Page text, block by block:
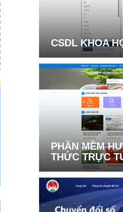
CSDL KHOA
PHẦN MỀM
THỨC TRỰC